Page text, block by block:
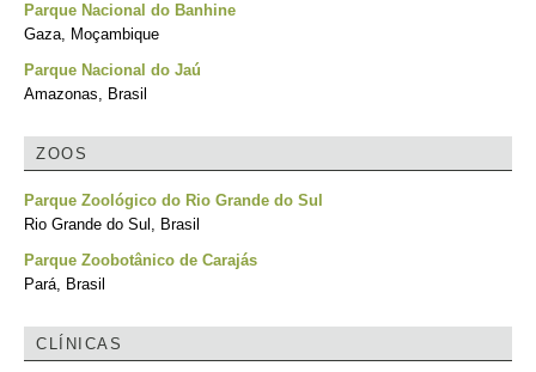
Parque Nacional do Banhine
Gaza, Moçambique
Parque Nacional do Jaú
Amazonas, Brasil
ZOOS
Parque Zoológico do Rio Grande do Sul
Rio Grande do Sul, Brasil
Parque Zoobotânico de Carajás
Pará, Brasil
CLÍNICAS